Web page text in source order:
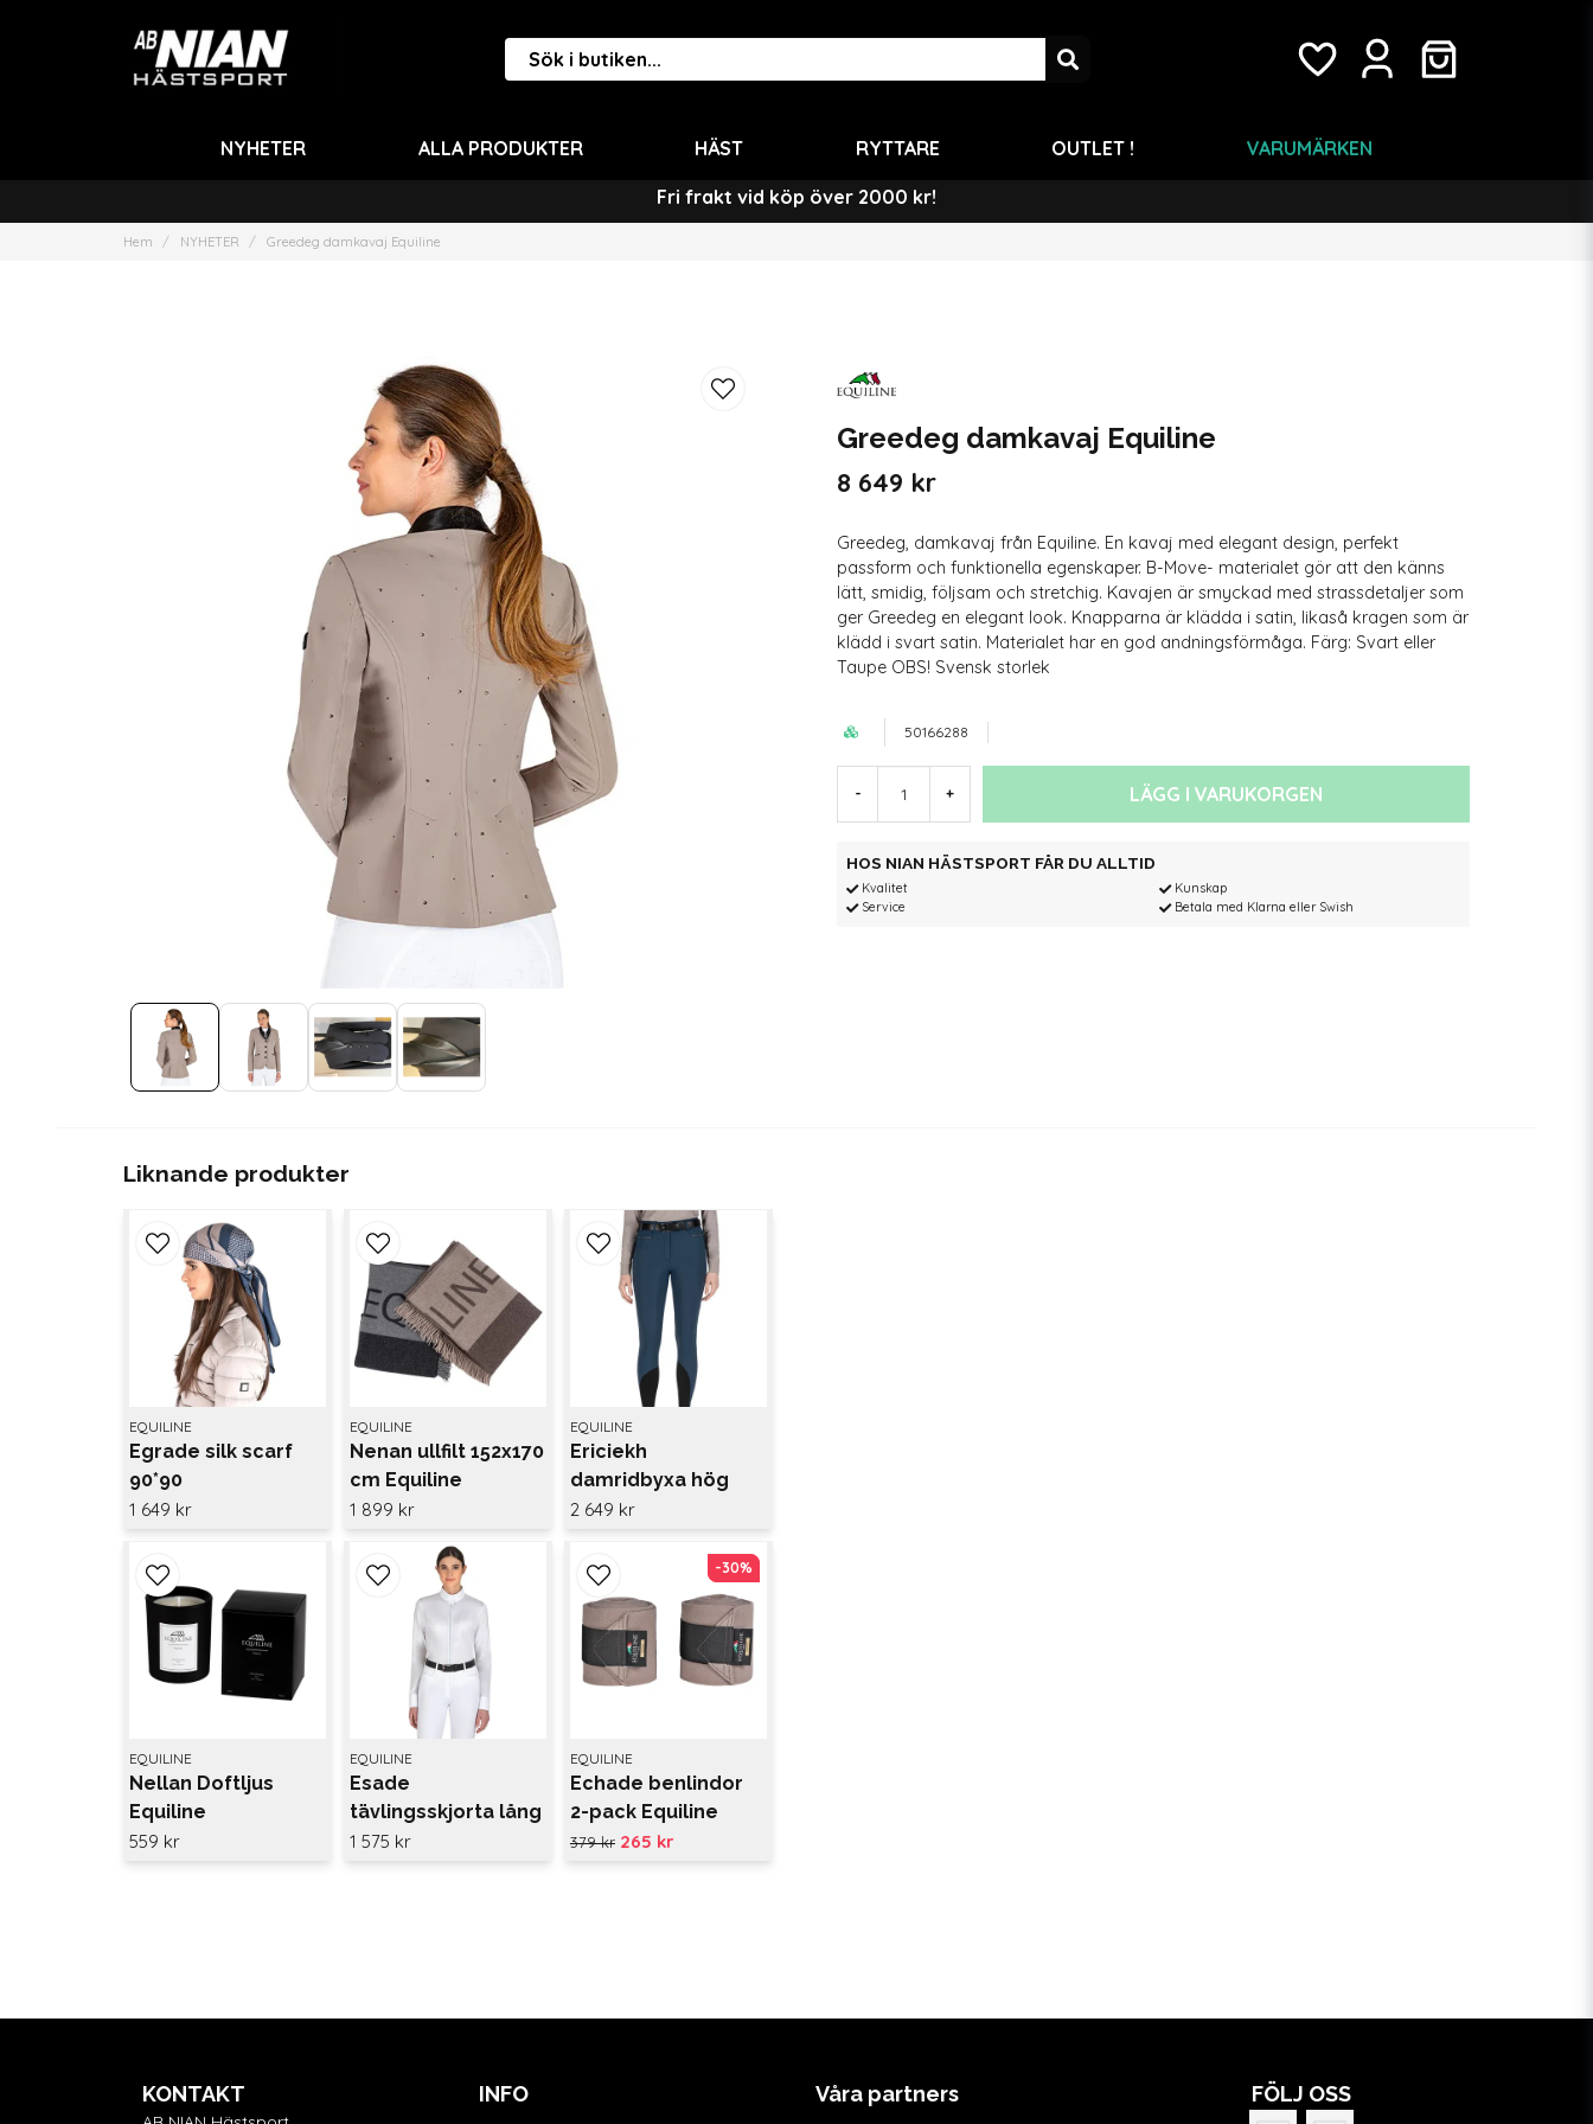
NYHETER ALLA PRODUKTER HÄST RYTTARE OUTLET ! VARUMÄRKEN
Fri frakt vid köp över 2000 kr!
Hem NYHETER Greedeg damkavaj Equiline
Greedeg damkavaj Equiline
8 649 kr
Greedeg, damkavaj från Equiline. En kavaj med elegant design, perfekt
passform och funktionella egenskaper. B-Move- materialet gör att den känns
lätt, smidig, följsam och stretchig. Kavajen är smyckad med strassdetaljer som
ger Greedeg en elegant look. Knapparna är klädda i satin, likaså kragen som är
klädd i svart satin. Materialet har en god andningsförmåga. Färg: Svart eller
Taupe OBS! Svensk storlek
50166288
- + LÄGG I VARUKORGEN
HOS NIAN HÄSTSPORT FÅR DU ALLTID
Kvalitet
Service
Kunskap
Betala med Klarna eller Swish
Liknande produkter
EQUILINE
Egrade silk scarf
90*90
1 649 kr
EQUILINE
Nenan ullfilt 152x170
cm Equiline
1 899 kr
EQUILINE
Ericiekh
damridbyxa hög
midja knä grip
2 649 kr
EQUILINE
Nellan Doftljus
Equiline
559 kr
EQUILINE
Esade
tävlingsskjorta lång
ärm Equiline
1 575 kr
EQUILINE
Echade benlindor
2-pack Equiline
379 kr 265 kr
-30%
-30%
KONTAKT INFO Våra partners FÖLJ OSS